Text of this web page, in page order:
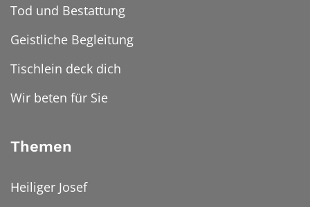
Tod und Bestattung
Geistliche Begleitung
Tischlein deck dich
Wir beten für Sie
Themen
Heiliger Josef